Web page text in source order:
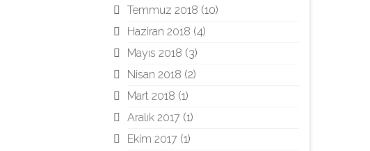
Temmuz 2018 (10)
Haziran 2018 (4)
Mayıs 2018 (3)
Nisan 2018 (2)
Mart 2018 (1)
Aralık 2017 (1)
Ekim 2017 (1)